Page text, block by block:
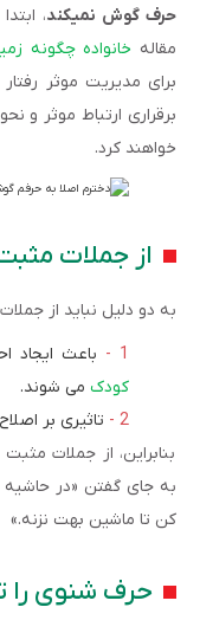
حرف گوش نمیکند،
مقاله خانواده چگونه
برای مدیریت موثر
برقراری ارتباط موثر و
خواهند کرد.
از جملات
به دو دلیل نباید از
باعث ایجاد
کودک می شوند.
تاثیری بر
بنابراین، از جملات
به جای گفتن «در حاشیه
کن تا ماشین بهت نزنه.»
حرف‌ شنوی را